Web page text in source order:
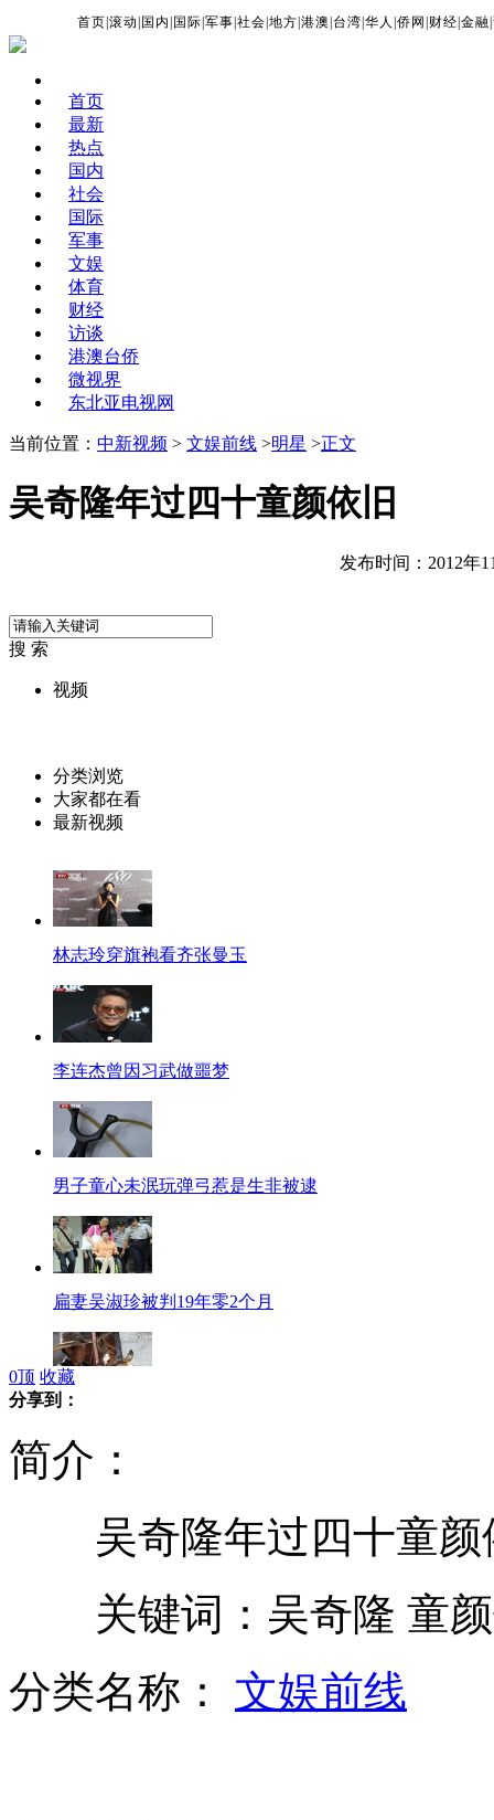
首页 |滚动 国内 国际 |军事 |社会 |地方 |港澳 台湾 |华人 |侨网 财经 |金融 |
首页
最新
热点
国内
社会
国际
军事
文娱
体育
财经
访谈
港澳台侨
微视界
东北亚电视网
当前位置： 中新视频 > 文娱前线 >明星 >正文
吴奇隆年过四十童颜依旧
发布时间：2012年
搜 索
视频
分类浏览
大家都在看
最新视频
林志玲穿旗袍看齐张曼玉
李连杰曾因习武做噩梦
男子童心未泯玩弹弓惹是生非被逮
扁妻吴淑珍被判19年零2个月
男子无证驾驶被拘称无所谓
0顶 收藏
分享到：
简介：
吴奇隆年过四十童颜
关键词：吴奇隆 童颜
分类名称： 文娱前线